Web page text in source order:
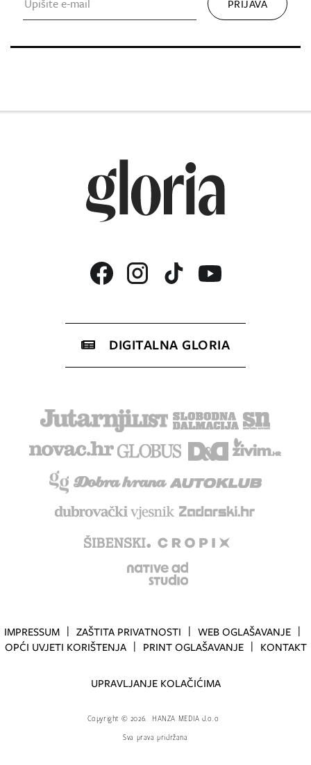
DIGITALNA GLORIA
IMPRESSUM ZAŠTITA PRIVATNOSTI
WEB OGLAŠAVANJE
OPĆI UVJETI KORIŠTENJA
PRINT OGLAŠAVANJE KONTAKT
UPRAVLJANJE KOLAČIĆIMA
Copyright © 2026.
HANZA MEDIA d.o.o
Sva prava pridržana